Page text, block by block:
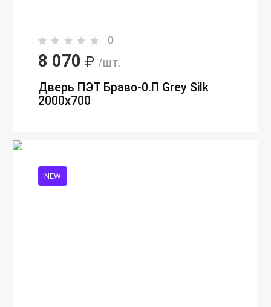
0
8 070 ₽ /шт.
Дверь ПЭТ Браво-0.П Grey Silk
2000х700
NEW